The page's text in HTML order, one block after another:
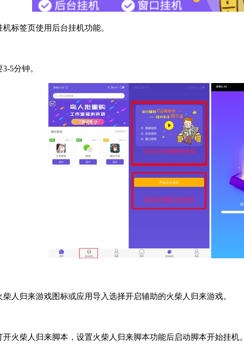
标签页使用后台挂机功能。
3-5分钟。
人归来游戏图标或应用导入选择开启辅助的火柴人归来游戏。
火柴人归来脚本，设置火柴人归来脚本功能后启动脚本开始挂机。